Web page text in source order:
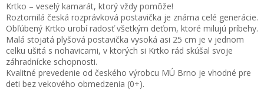
Krtko – veselý kamarát, ktorý vždy pomôže!
Roztomilá česká rozprávková postavička je známa celé generácie.
Obľúbený Krtko urobí radosť všetkým deťom, ktoré milujú príbehy.
Malá stojatá plyšová postavička vysoká asi 25 cm je v jednom
celku ušitá s nohavicami, v ktorých si Krtko rád skúšal svoje
záhradnícke schopnosti.
Kvalitné prevedenie od českého výrobcu MÚ Brno je vhodné pre
deti bez vekového obmedzenia (0+).